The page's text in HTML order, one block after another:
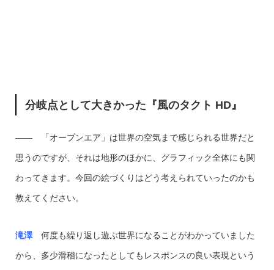
分岐点として大きかった『風のタクト HD』
―― 「オープンエア」は世界の空気まで感じられる世界だと
思うのですが、それは地形のほかに、グラフィック全体にも関
わってきます。今回の絵づくりはどう考えられていったのかも
教えてください。
滝澤何度も繰り返し遊ぶ世界になることがわかっていました
から、多少滑稽になったとしてもレスポンスの良い表現という